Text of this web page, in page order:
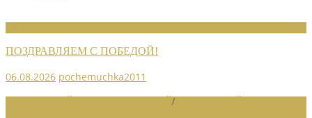
ПОЗДРАВЛЯЕМ С ПОБЕДОЙ!
06.08.2026 pochemuchka2011
/